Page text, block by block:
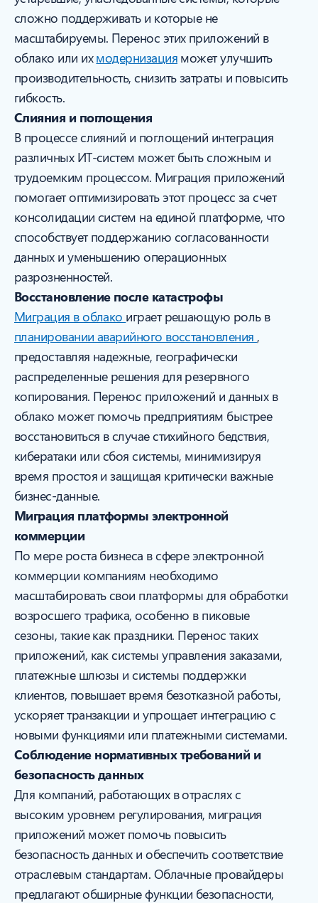
сложно поддерживать и которые не
масштабируемы. Перенос этих приложений в
облако или ихмодернизацияможет улучшить
производительность, снизить затраты и повысить
гибкость.
Слияния и поглощения
В процессе слияний и поглощений интеграция
различных ИТ-систем может быть сложным и
трудоемким процессом. Миграция приложений
помогает оптимизировать этот процесс за счет
консолидации систем на единой платформе, что
способствует поддержанию согласованности
данных и уменьшению операционных
разрозненностей.
Восстановление после катастрофы
Миграция в облако играет решающую роль в
планировании аварийного восстановления ,
предоставляя надежные, географически
распределенные решения для резервного
копирования. Перенос приложений и данных в
облако может помочь предприятиям быстрее
восстановиться в случае стихийного бедствия,
кибератаки или сбоя системы, минимизируя
время простоя и защищая критически важные
бизнес-данные.
Миграция платформы электронной
коммерции
По мере роста бизнеса в сфере электронной
коммерции компаниям необходимо
масштабировать свои платформы для обработки
возросшего трафика, особенно в пиковые
сезоны, такие как праздники. Перенос таких
приложений, как системы управления заказами,
платежные шлюзы и системы поддержки
клиентов, повышает время безотказной работы,
ускоряет транзакции и упрощает интеграцию с
новыми функциями или платежными системами.
Соблюдение нормативных требований и
безопасность данных
Для компаний, работающих в отраслях с
высоким уровнем регулирования, миграция
приложений может помочь повысить
безопасность данных и обеспечить соответствие
отраслевым стандартам. Облачные провайдеры
предлагают обширные функции безопасности,